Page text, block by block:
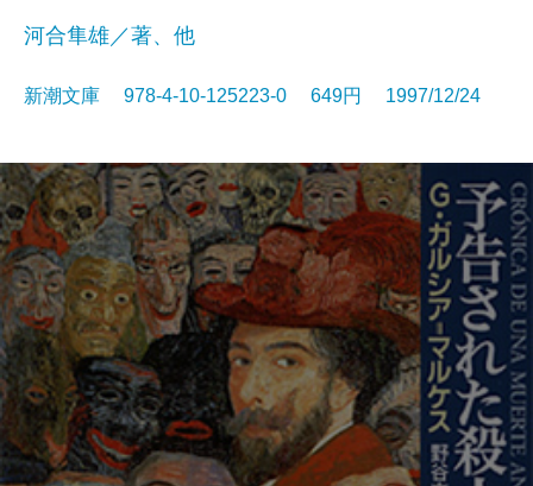
河合隼雄／著、他
新潮文庫 978-4-10-125223-0 649円 1997/12/24